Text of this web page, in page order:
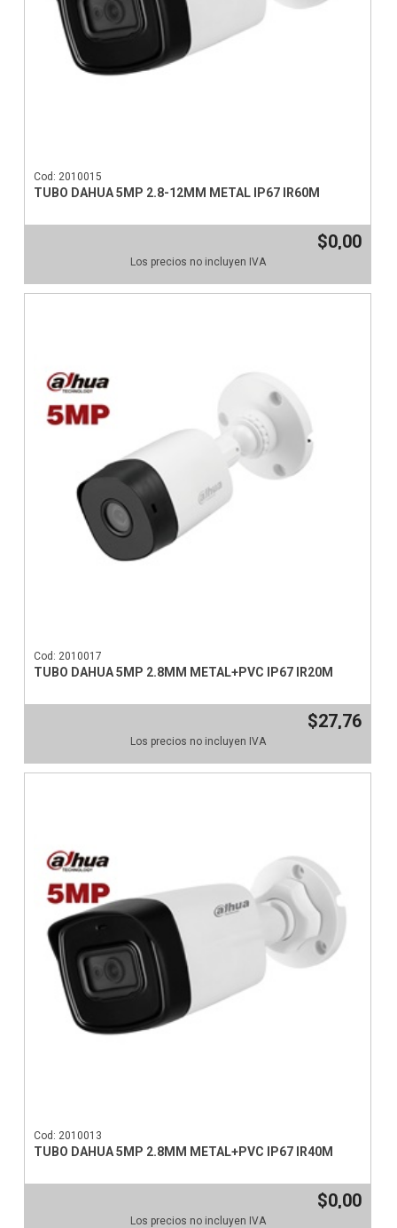
Cod: 2010015
TUBO DAHUA 5MP 2.8-12MM METAL IP67 IR60M
$0,00
Los precios no incluyen IVA
Cod: 2010017
TUBO DAHUA 5MP 2.8MM METAL+PVC IP67 IR20M
$27,76
Los precios no incluyen IVA
Cod: 2010013
TUBO DAHUA 5MP 2.8MM METAL+PVC IP67 IR40M
$0,00
Los precios no incluyen IVA